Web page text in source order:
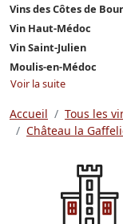
Vins des Côtes de
Vin Haut-Médoc
Vin Saint-Julien
Moulis-en-Médoc
Voir la suite
Accueil Tous les
Château la